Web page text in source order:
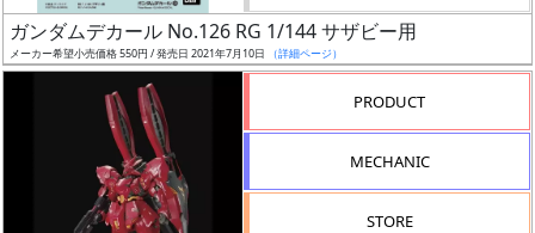
ー
ズ・
ガンダムデカール No.126 RG 1/144 サザビー用
メーカー希望小売価格 550円 / 発売日 2021年7月10日 （詳細ページ）
PRODUCT
MECHANIC
STORE